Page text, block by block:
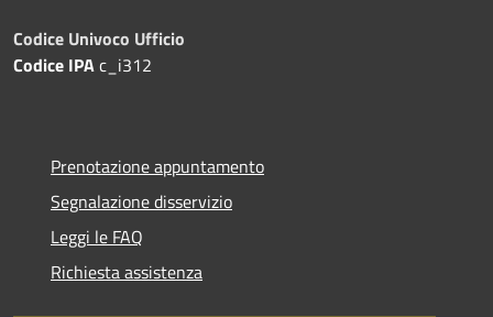
Codice Univoco Ufficio
Codice IPAc_i312
Prenotazione appuntamento
Segnalazione disservizio
Leggi le FAQ
Richiesta assistenza